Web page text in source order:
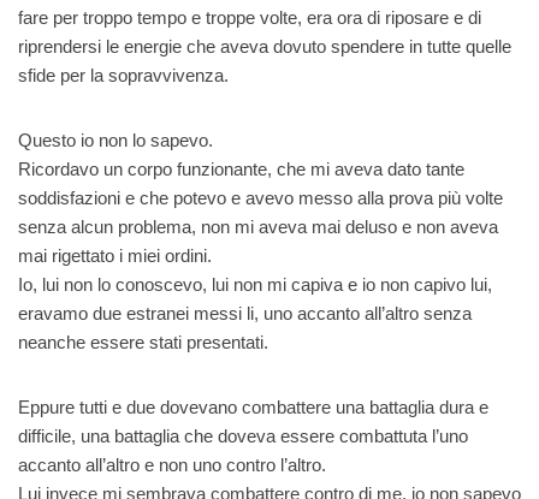
fare per troppo tempo e troppe volte, era ora di riposare e di
riprendersi le energie che aveva dovuto spendere in tutte quelle
sfide per la sopravvivenza.
Questo io non lo sapevo.
Ricordavo un corpo funzionante, che mi aveva dato tante
soddisfazioni e che potevo e avevo messo alla prova più volte
senza alcun problema, non mi aveva mai deluso e non aveva
mai rigettato i miei ordini.
Io, lui non lo conoscevo, lui non mi capiva e io non capivo lui,
eravamo due estranei messi li, uno accanto all’altro senza
neanche essere stati presentati.
Eppure tutti e due dovevano combattere una battaglia dura e
difficile, una battaglia che doveva essere combattuta l’uno
accanto all’altro e non uno contro l’altro.
Lui invece mi sembrava combattere contro di me, io non sapevo